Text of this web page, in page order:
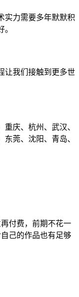
实力需要多年默默积
让我们接触到更多世
庆、杭州、武汉、
莞、沈阳、青岛、
付费，前期不花一
己的作品也有足够